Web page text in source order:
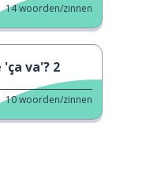
14woorden/zinnen
va'? 2
10woorden/zinnen